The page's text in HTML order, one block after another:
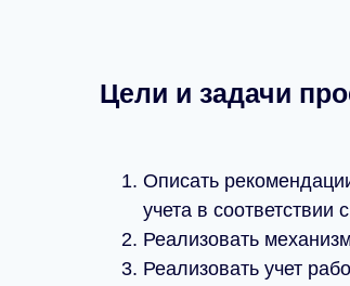
Цели и задачи
Описать
учета в соответствии
Реализовать
Реализовать учет